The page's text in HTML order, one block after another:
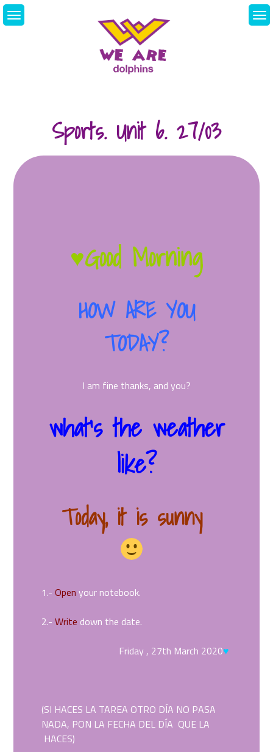
Skip
to
Sports. Unit 6. 27/03
♥Good Morning
HOW ARE YOU
TODAY?
I am fine thanks, and you?
what’s the weather
like?
Today, it is sunny
1.- Open your notebook.
2.- Write down the date.
Friday , 27th March 2020♥
(SI HACES LA TAREA OTRO DÍA NO PASA
NADA, PON LA FECHA DEL DÍA QUE LA
HACES)